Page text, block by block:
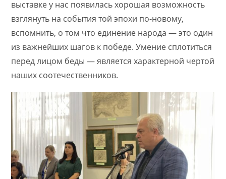
выставке у нас появилась хорошая возможность
взглянуть на события той эпохи по-новому,
вспомнить,​ о том​ что единение​ народа —​ это один
из важнейших шагов к победе. Умение сплотиться
перед лицом беды — является характерной чертой
наших соотечественников.